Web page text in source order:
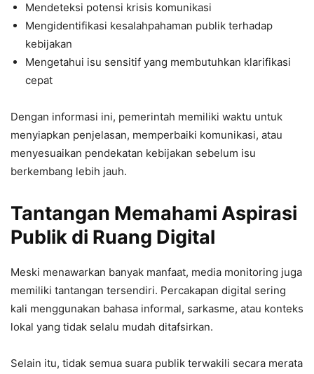
Mendeteksi potensi krisis komunikasi
Mengidentifikasi kesalahpahaman publik terhadap
kebijakan
Mengetahui isu sensitif yang membutuhkan klarifikasi
cepat
Dengan informasi ini, pemerintah memiliki waktu untuk
menyiapkan penjelasan, memperbaiki komunikasi, atau
menyesuaikan pendekatan kebijakan sebelum isu
berkembang lebih jauh.
Tantangan Memahami Aspirasi
Publik di Ruang Digital
Meski menawarkan banyak manfaat, media monitoring juga
memiliki tantangan tersendiri. Percakapan digital sering
kali menggunakan bahasa informal, sarkasme, atau konteks
lokal yang tidak selalu mudah ditafsirkan.
Selain itu, tidak semua suara publik terwakili secara merata